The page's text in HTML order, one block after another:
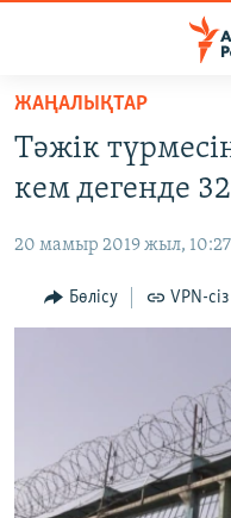
Skip
main
content
to
Navigation
Skip
ҚАҢТАР ОҚИҒАСЫ
АДАМ ҚҰҚЫҚТАРЫ
АРНАЙЫ ЖОБАЛАР
Русский
ЖАҢАЛЫҚТАР
Тәжік
кем дегенде
20 мамыр 2019 жыл, 10:27
Бөлісу VPN-